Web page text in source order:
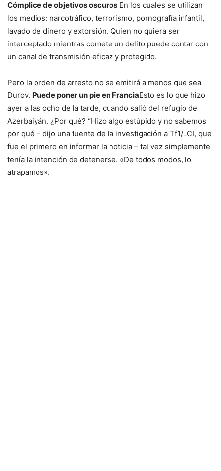
Cómplice de objetivos oscuros En los cuales se utilizan
los medios: narcotráfico, terrorismo, pornografía infantil,
lavado de dinero y extorsión. Quien no quiera ser
interceptado mientras comete un delito puede contar con
un canal de transmisión eficaz y protegido.
Pero la orden de arresto no se emitirá a menos que sea
Durov. Puede poner un pie en FranciaEsto es lo que hizo
ayer a las ocho de la tarde, cuando salió del refugio de
Azerbaiyán. ¿Por qué? “Hizo algo estúpido y no sabemos
por qué – dijo una fuente de la investigación a Tf1/LCI, que
fue el primero en informar la noticia – tal vez simplemente
tenía la intención de detenerse. «De todos modos, lo
atrapamos».